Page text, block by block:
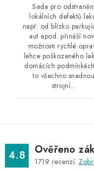
Sada pro
lokálních defektů
např. od blízko
aut apod. přináší
možnosti rychlé
lehce poškozeného
domácích
to všechno snadnou
strojní...
4.8 Ověřeno
1719 recenzí.